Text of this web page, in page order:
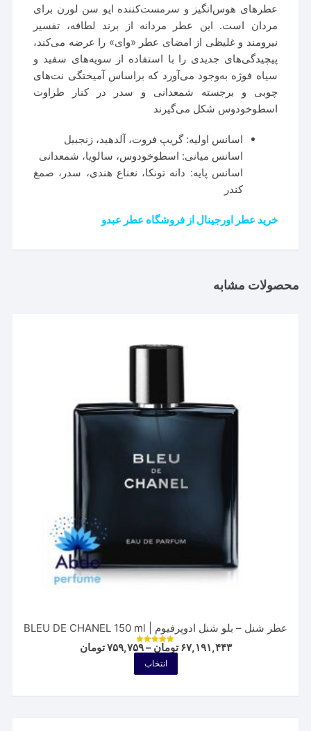
عطرهای هوس‌انگیز و سرمست‌کننده ایو سن لورن برای
مردان است. این عطر مردانه از برند لطافه، تفسیر
نیرومند و غلیظی از امضای عطر «وای» را عرضه می‌کند،‌
پیچیدگی‌های جدیدی را با استفاده از سویه‌های سفید و
سیاه فوژه به‌وجود می‌آورد که براساس آمیختگی نت‌های
چوبی و برجسته شمعدانی و سدر در کنار طراوت
اسطوخودوس شکل می‌گیرند
اسانس اولیه: گریپ فروت، آلدهید، زنجبیل
اسانس میانی: اسطوخودوس، سالویا، شمعدانی
اسانس پایه: دانه تونکا، نعناع هندی، سدر، صمغ
کندر
خرید عطر اورجینال از فروشگاه عطر عبدو
محصولات مشابه
عطر شنل – بلو شنل ادوپرفیوم | BLEU DE CHANEL 150 ml
نمره
از 5
۶۷,۱۹۱,۴۴۳ تومان –۷۵۹,۷۵۹تومان
انتخاب
محصول